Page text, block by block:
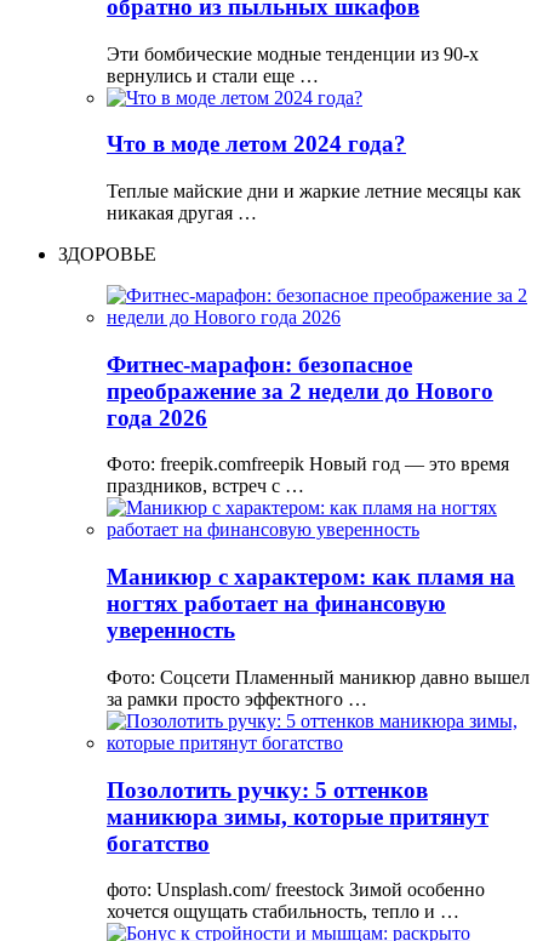
обратно из пыльных шкафов
Эти бомбические модные тенденции из 90-х
вернулись и стали еще …
Что в моде летом 2024 года?
Теплые майские дни и жаркие летние месяцы как
никакая другая …
ЗДОРОВЬЕ
Фитнес-марафон: безопасное
преображение за 2 недели до Нового
года 2026
Фото: freepik.comfreepik Новый год — это время
праздников, встреч с …
Маникюр с характером: как пламя на
ногтях работает на финансовую
уверенность
Фото: Соцсети Пламенный маникюр давно вышел
за рамки просто эффектного …
Позолотить ручку: 5 оттенков
маникюра зимы, которые притянут
богатство
фото: Unsplash.com/ freestock Зимой особенно
хочется ощущать стабильность, тепло и …